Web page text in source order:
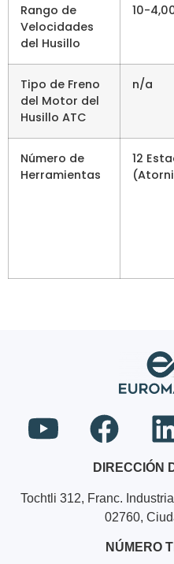
Rango de
Velocidades
del Husillo
10-
Tipo de Freno
del Motor del
Husillo ATC
n/a
Número de
Herramientas
12
DIRECCIÓN
Tochtli 312, Franc.
02760,
NÚMERO